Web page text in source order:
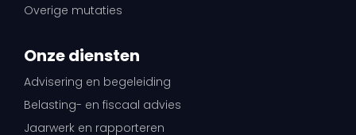
Overige mutaties
Onze diensten
Advisering en begeleiding
Belasting- en fiscaal advies
Jaarwerk en rapporteren